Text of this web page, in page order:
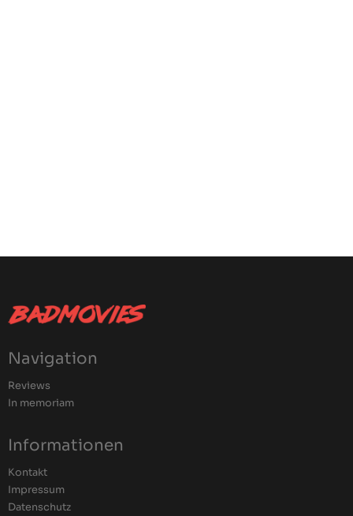
Navigation
Reviews
In memoriam
Informationen
Kontakt
Impressum
Datenschutz